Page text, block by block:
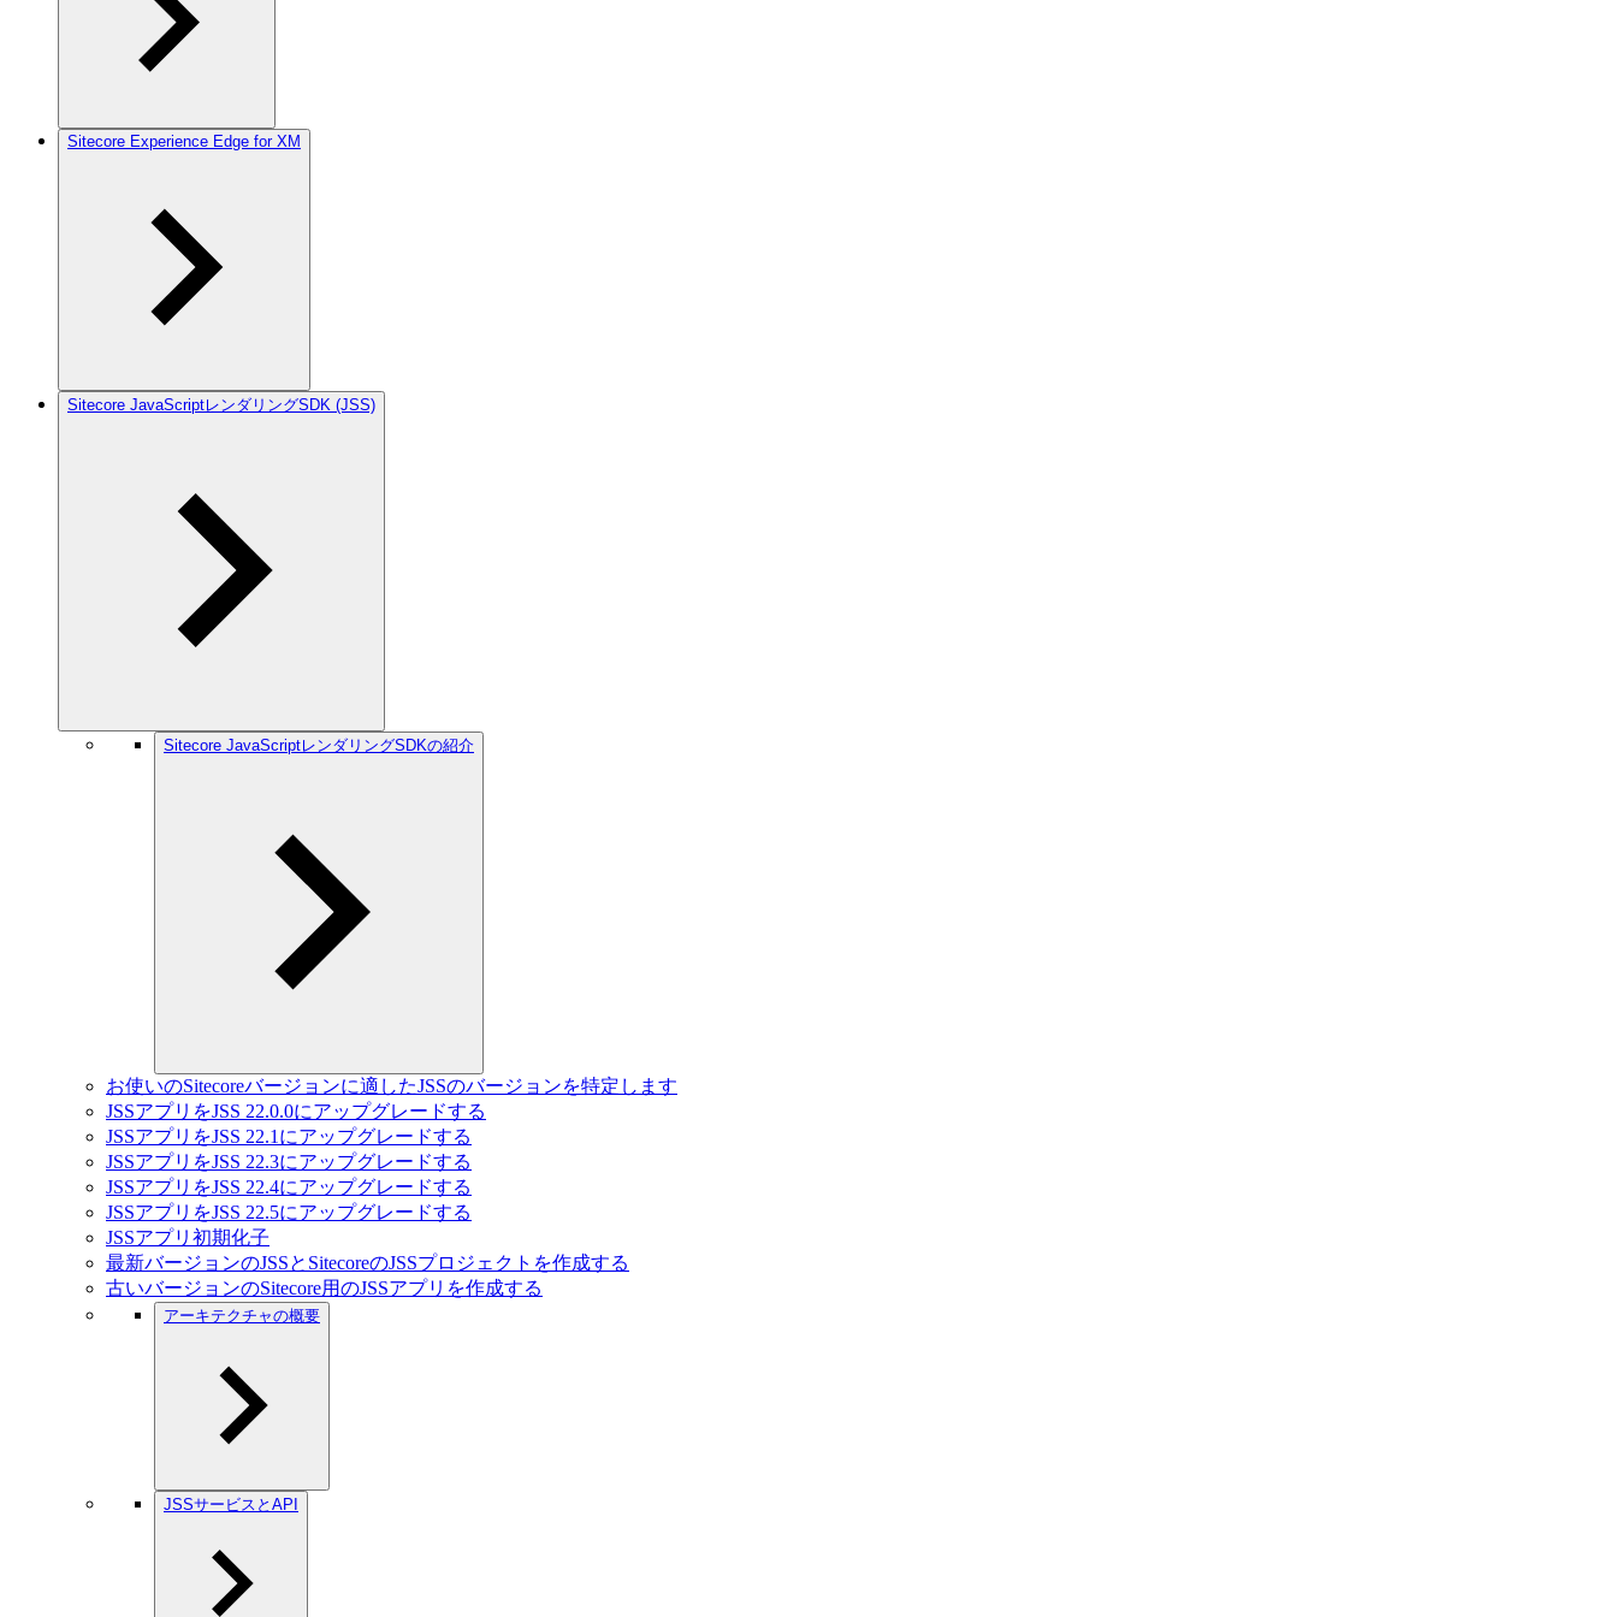
Sitecore Experience Edge for XM
Sitecore JavaScriptレンダリングSDK (JSS)
Sitecore JavaScriptレンダリングSDKの紹介
お使いのSitecoreバージョンに適したJSSのバージョンを特定します
JSSアプリをJSS 22.0.0にアップグレードする
JSSアプリをJSS 22.1にアップグレードする
JSSアプリをJSS 22.3にアップグレードする
JSSアプリをJSS 22.4にアップグレードする
JSSアプリをJSS 22.5にアップグレードする
JSSアプリ初期化子
最新バージョンのJSSとSitecoreのJSSプロジェクトを作成する
古いバージョンのSitecore用のJSSアプリを作成する
アーキテクチャの概要
JSSサービスとAPI